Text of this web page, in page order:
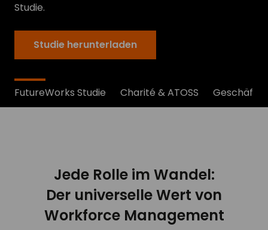
Studie.
Studie herunterladen
FutureWorks Studie Charité & ATOSS
Jede Rolle im Wandel:
Der universelle Wert von
Workforce Management